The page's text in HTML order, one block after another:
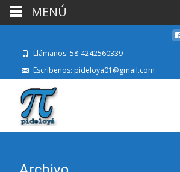
Llámanos: 58-4242560339
Escríbenos: pideloya01@gmail.com
MENÚ